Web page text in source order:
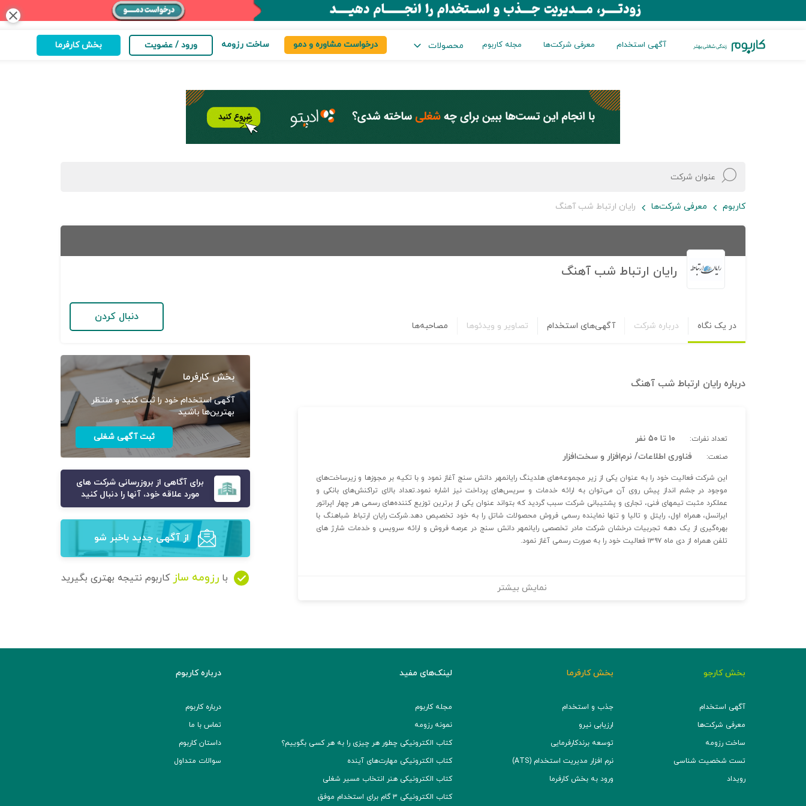
close
آگهی استخدام معرفی شرکت‌ها مجله کاربوم محصولات درخواست مشاوره و دمو ساخت رزومه ورود / عضویت بخش کارفرما
کاربوم معرفی شرکت‌ها رایان ارتباط شب آهنگ
رایان ارتباط شب آهنگ
در یک نگاه درباره شرکت آگهی‌های استخدام تصاویر و ویدئوها مصاحبه‌ها
دنبال کردن
درباره رایان ارتباط شب آهنگ
تعداد نفرات: ۱۰ تا ۵۰ نفر
صنعت: فناوری اطلاعات/ نرم‌افزار و سخت‌افزار
این شرکت فعالیت خود را به عنوان یکی از زیر مجموعه‌های هلدینگ رایانمهر دانش سنج آغاز نمود و با تکیه بر مجوزها و زیرساخت‌های
موجود در جشم انداز پیش روی آن می‌توان به ارائه خدمات و سریس‌های پرداخت نیز اشاره نمود.تعداد بالای تراکنش‌های بانکی و
عملکرد مثبت تیمهای فنی، تجاری و پشتیبانی شرکت سبب گردید که بتواند عنوان یکی از برترین توزیع کننده‌های رسمی هر چهار اپراتور
ایرانسل، همراه اول، رایتل و تالیا و تنها نماینده رسمی فروش محصولات شاتل را به خود تخصیص دهد.شرکت رایان ارتباط شباهنگ با
بهره‌گیری از یک دهه تجربیات درخشان شرکت مادر تخصصی رایانمهر دانش سنج در عرصه فروش و ارائه سرویس و خدمات شارژ های
تلفن همراه از دی ماه ۱۳۹۷ فعالیت خود را به صورت رسمی آغاز نمود.
نمایش بیشتر
بخش کارفرما
آگهی استخدام خود را ثبت کنید و منتظر
بهترین‌ها باشید
ثبت آگهی شغلی
برای آگاهی از بروزرسانی شرکت های
مورد علاقه خود، آنها را دنبال کنید
از آگهی‌ جدید باخبر شو
با رزومه ساز کاربوم نتیجه بهتری بگیرید
بخش کارجو
آگهی استخدام
معرفی شرکت‌ها
ساخت رزومه
تست شخصیت شناسی
رویداد
بخش کارفرما
جذب و استخدام
ارزیابی نیرو
توسعه برند‌کارفرمایی
نرم افزار مدیریت استخدام (ATS)
ورود به بخش کارفرما
لینک‌های مفید
مجله کاربوم
نمونه رزومه
کتاب الکترونیکی چطور هر چیزی را به هر کسی بگوییم؟
کتاب الکترونیکی مهارت‌های آینده
کتاب الکترونیکی هنر انتخاب مسیر شغلی
کتاب الکترونیکی ۳ گام برای استخدام موفق
درباره کاربوم
درباره کاربوم
تماس با ما
داستان کاربوم
سوالات متداول